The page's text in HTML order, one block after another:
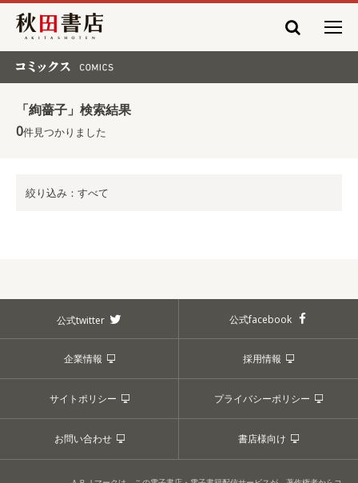
秋田書店
「絢薔子」検索結果
0件見つかりました
絞り込み：すべて
公式twitter 公式facebook
企業情報 採用情報
サイトポリシー プライバシーポリシー
お問い合わせ 書店様向け